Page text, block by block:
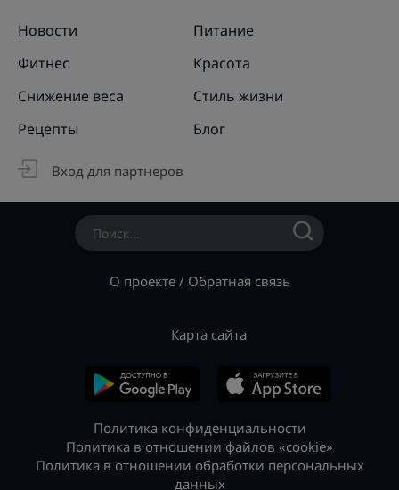
Новости
Питание
Фитнес
Красота
Снижение веса
Стиль жизни
Рецепты
Блог
Вход для партнеров
О проекте/ Обратная связь
Карта сайта
Политика конфиденциальности
Политика в отношении файлов «cookie»
Политика в отношении обработки персональных
данных